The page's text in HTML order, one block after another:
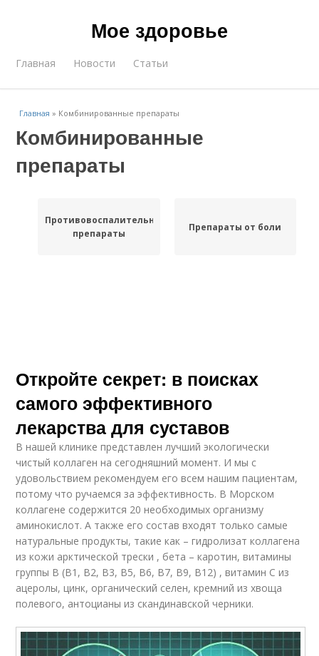
Мое здоровье
Главная Новости Статьи
Главная » Комбинированные препараты
Комбинированные
препараты
Противовоспалительные
препараты
Препараты от боли
Откройте секрет: в поисках
самого эффективного
лекарства для суставов
В нашей клинике представлен лучший экологически
чистый коллаген на сегодняшний момент. И мы с
удовольствием рекомендуем его всем нашим пациентам,
потому что ручаемся за эффективность. В Морском
коллагене содержится 20 необходимых организму
аминокислот. А также его состав входят только самые
натуральные продукты, такие как – гидролизат коллагена
из кожи арктической трески , бета – каротин, витамины
группы В (В1, В2, В3, В5, В6, В7, В9, В12) , витамин С из
ацеролы, цинк, органический селен, кремний из хвоща
полевого, антоцианы из скандинавской черники.